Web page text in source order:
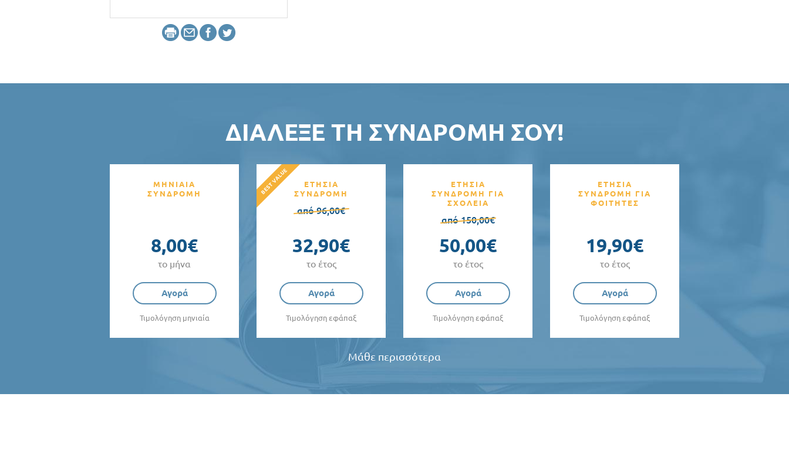
ΔΙΆΛΕΞΕ ΤΗ ΣΥΝΔΡΟΜΉ ΣΟΥ!
ΜΗΝΙΑΙΑ
ΣΥΝΔΡΟΜΗ
8,00€
το μήνα
Αγορά
Τιμολόγηση μηνιαία
ΕΤΗΣΙΑ
ΣΥΝΔΡΟΜΗ
από 96,00€
32,90€
το έτος
Αγορά
Τιμολόγηση εφάπαξ
ΕΤΗΣΙΑ
ΣΥΝΔΡΟΜΗ ΓΙΑ
ΣΧΟΛΕΙΑ
από 150,00€
50,00€
το έτος
Αγορά
Τιμολόγηση εφάπαξ
ΕΤΗΣΙΑ
ΣΥΝΔΡΟΜΗ ΓΙΑ
ΦΟΙΤΗΤΕΣ
19,90€
το έτος
Αγορά
Τιμολόγηση εφάπαξ
Μάθε περισσότερα